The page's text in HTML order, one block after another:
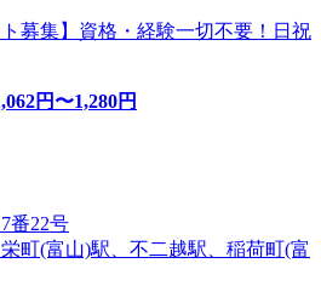
募集】資格・経験一切不要！日祝
円〜1,280円
番22号
町(富山)駅、不二越駅、稲荷町(富